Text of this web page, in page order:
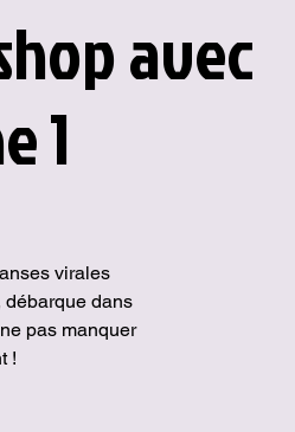
avec
1
virales
débarque dans
pas manquer
!